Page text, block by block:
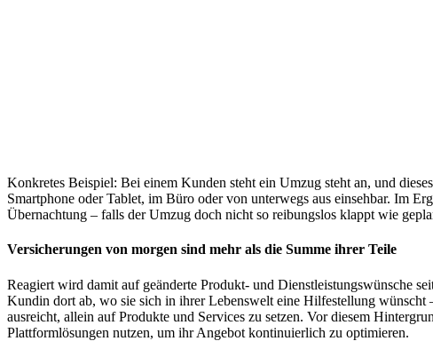
Konkretes Beispiel: Bei einem Kunden steht ein Umzug steht an, und
Smartphone oder Tablet, im Büro oder von unterwegs aus einsehbar. Im
Übernachtung – falls der Umzug doch nicht so reibungslos klappt wie
Versicherungen von morgen sind mehr als die Summe ihrer Teile
Reagiert wird damit auf geänderte Produkt- und Dienstleistungswünsche
Kundin dort ab, wo sie sich in ihrer Lebenswelt eine Hilfestellung wünscht
ausreicht, allein auf Produkte und Services zu setzen. Vor diesem
Plattformlösungen nutzen, um ihr Angebot kontinuierlich zu optimieren.